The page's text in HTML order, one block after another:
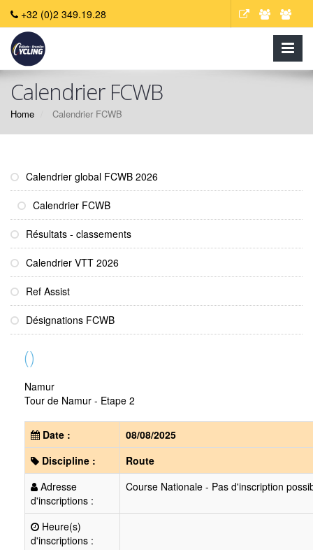
+32 (0)2 349.19.28
Calendrier FCWB
Home Calendrier FCWB
Calendrier global FCWB 2026
Calendrier FCWB
Résultats - classements
Calendrier VTT 2026
Ref Assist
Désignations FCWB
()
Namur
Tour de Namur - Etape 2
Date :
08/08/2025
Discipline :
Route
Adresse
d'inscriptions :
Course Nationale - Pas d'inscription
Heure(s)
d'inscriptions :